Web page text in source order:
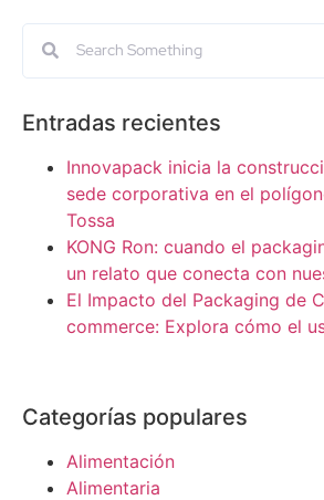
Entradas recientes
Innovapack inicia la
sede corporativa en el
Tossa
KONG Ron: cuando el
un relato que conecta con
El Impacto del Packaging de
commerce: Explora cómo el
Categorías populares
Alimentación
Alimentaria